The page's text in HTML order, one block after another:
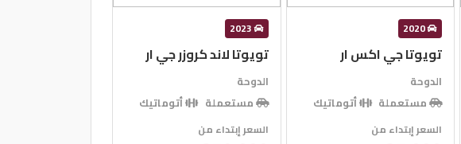
2020
تويوتا جي اكس ار
الدوحة
مستعملة
أتوماتيك
السعر إبتداء من
2023
تويوتا لاند كروزر جي ار
الدوحة
مستعملة
أتوماتيك
السعر إبتداء من